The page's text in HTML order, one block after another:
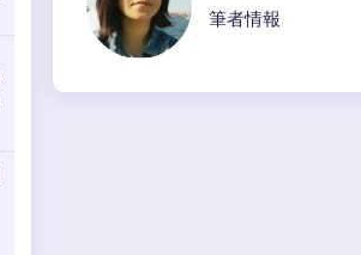
筆者情報